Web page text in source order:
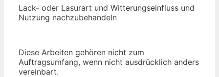
Lack- oder Lasurart und Witterungseinfluss und
Nutzung nachzubehandeln
Diese Arbeiten gehören nicht zum
Auftragsumfang, wenn nicht ausdrücklich anders
vereinbart.